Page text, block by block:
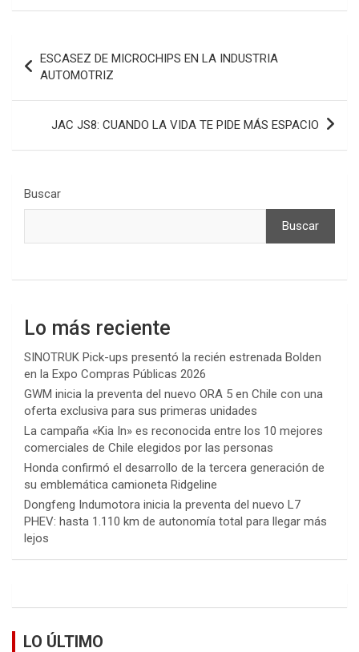
de
entradas
ESCASEZ DE MICROCHIPS EN LA INDUSTRIA
AUTOMOTRIZ
JAC JS8: CUANDO LA VIDA TE PIDE MÁS ESPACIO
Buscar
Buscar
Lo más reciente
SINOTRUK Pick-ups presentó la recién estrenada Bolden
en la Expo Compras Públicas 2026
GWM inicia la preventa del nuevo ORA 5 en Chile con una
oferta exclusiva para sus primeras unidades
La campaña «Kia In» es reconocida entre los 10 mejores
comerciales de Chile elegidos por las personas
Honda confirmó el desarrollo de la tercera generación de
su emblemática camioneta Ridgeline
Dongfeng Indumotora inicia la preventa del nuevo L7
PHEV: hasta 1.110 km de autonomía total para llegar más
lejos
LO ÚLTIMO